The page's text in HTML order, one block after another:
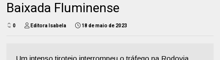
Baixada Fluminense
0 Editora Isabela 18 de maio de 2023